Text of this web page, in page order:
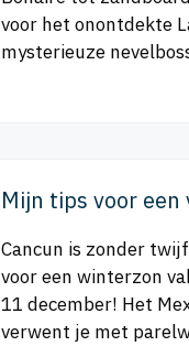
voor het onontdekte
mysterieuze
Mijn tips voor
Cancun is zonder
voor een winterzon
11 december! Het
verwent je met